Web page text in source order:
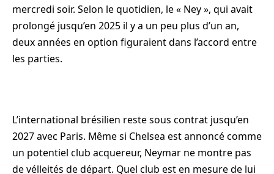
mercredi soir. Selon le quotidien, le « Ney », qui avait
prolongé jusqu’en 2025 il y a un peu plus d’un an,
deux années en option figuraient dans l’accord entre
les parties.
L’international brésilien reste sous contrat jusqu’en
2027 avec Paris. Même si Chelsea est annoncé comme
un potentiel club acquereur, Neymar ne montre pas
de vélleités de départ. Quel club est en mesure de lui